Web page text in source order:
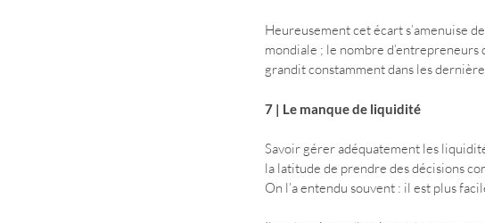
Heureusement cet écart s’amenuise
mondiale ; le nombre
grandit constamment dans les
7 | Le manque de liquidité
Savoir gérer adéquatement les
la latitude de prendre des décisions
On l’a entendu souvent : il est plus